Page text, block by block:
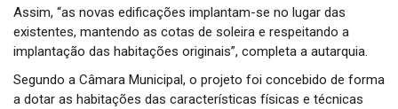
Assim, “as novas edificações implantam-se no lugar das
existentes, mantendo as cotas de soleira e respeitando a
implantação das habitações originais”, completa a autarquia.
Segundo a Câmara Municipal, o projeto foi concebido de forma
a dotar as habitações das características físicas e técnicas